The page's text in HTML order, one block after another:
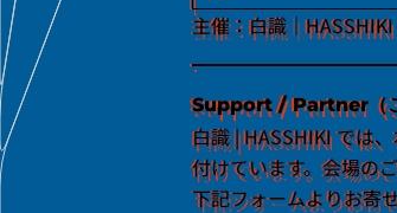
主催：白識｜
Support / Partner（ご
白識 | HASSHIKI では
付けています。会場の
下記フォームよりお寄